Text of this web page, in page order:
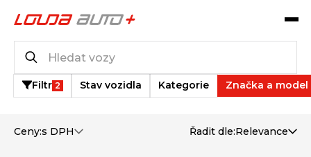
Filtr 2 Stav vozidla Kategorie Značka a model
Ceny:s DPH Řadit dle:Relevance